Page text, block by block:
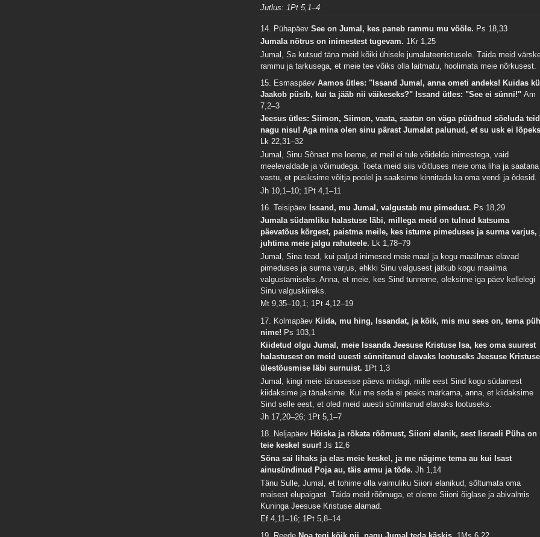
Jutlus: 1Pt 5,1–4
14. PühapäevSee on Jumal, kes paneb rammu mu vööle. Ps 18,33
Jumala nõtrus on inimestest tugevam. 1Kr 1,25
Jumal, Sa kutsud täna meid kõiki ühisele jumalateenistusele. Täida meid
rammu ja tarkusega, et meie tee võiks olla laitmatu, hoolimata meie nõrkusest.
15. EsmaspäevAamos ütles: "Issand Jumal, anna ometi andeks! Kuidas
Jaakob püsib, kui ta jääb nii väikeseks?" Issand ütles: "See ei sünni!"Am
7,2–3
Jeesus ütles: Siimon, Siimon, vaata, saatan on väga püüdnud sõeluda teid
nagu nisu! Aga mina olen sinu pärast Jumalat palunud, et su usk ei
Lk 22,31–32
Jumal, Sinu Sõnast me loeme, et meil ei tule võidelda inimestega, vaid
meelevaldade ja võimudega. Toeta meid siis võitluses meie oma liha ja saatana
vastu, et püsiksime võitja poolel ja saaksime kinnitada ka oma vendi ja õdesid.
Jh 10,1–10; 1Pt 4,1–11
16. TeisipäevIssand, mu Jumal, valgustab mu pimedust. Ps 18,29
Jumala südamliku halastuse läbi, millega meid on tulnud katsuma
päevatõus kõrgest, paistma meile, kes istume pimeduses ja surma varjus,
juhtima meie jalgu rahuteele. Lk 1,78–79
Jumal, Sina tead, kui paljud inimesed meie maal ja kogu maailmas elavad
pimeduses ja surma varjus, ehkki Sinu valgusest jätkub kogu maailma
valgustamiseks. Anna, et meie, kes Sind tunneme, oleksime iga päev kellelegi
Sinu valguskiireks.
Mt 9,35–10,1; 1Pt 4,12–19
17. KolmapäevKiida, mu hing, Issandat, ja kõik, mis mu sees on, tema
nime! Ps 103,1
Kiidetud olgu Jumal, meie Issanda Jeesuse Kristuse Isa, kes oma suurest
halastusest on meid uuesti sünnitanud elavaks lootuseks Jeesuse Kristuse
ülestõusmise läbi surnuist. 1Pt 1,3
Jumal, kingi meie tänasesse päeva midagi, mille eest Sind kogu südamest
kiidaksime ja tänaksime. Kui me seda ei peaks märkama, anna, et kiidaksime
Sind selle eest, et oled meid uuesti sünnitanud elavaks lootuseks.
Jh 17,20–26; 1Pt 5,1–7
18. Neljapäev Hõiska ja rõkata rõõmust, Siioni elanik, sest Iisraeli Püha on
teie keskel suur!Js 12,6
Sõna sai lihaks ja elas meie keskel, ja me nägime tema au kui Isast
ainusündinud Poja au, täis armu ja tõde.Jh 1,14
Tänu Sulle, Jumal, et tohime olla vaimuliku Siioni elanikud, sõltumata oma
maisest elupaigast. Täida meid rõõmuga, et oleme Siioni õiglase ja abivalmis
Kuninga Jeesuse Kristuse alamad.
Ef 4,11–16; 1Pt 5,8–14